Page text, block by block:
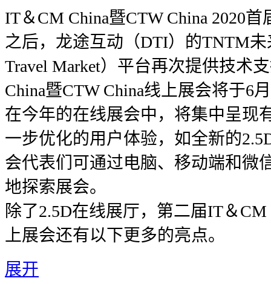
IT＆CM China暨CTW China 2020
之后，龙途互动（DTI）的TNTM未
Travel Market）平台再次提供技术
China暨CTW China线上展会将于6
在今年的在线展会中，将集中呈现
一步优化的用户体验，如全新的
会代表们可通过电脑、移动端和微
地探索展会。
除了2.5D在线展厅，第二届IT＆CM
上展会还有以下更多的亮点。
展开